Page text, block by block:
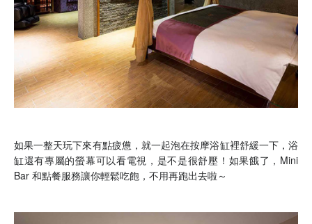
如果一整天玩下來有點疲憊，就一起泡在按摩浴缸裡舒緩一下，浴
缸還有專屬的螢幕可以看電視，是不是很舒壓！如果餓了，Mini
Bar 和點餐服務讓你輕鬆吃飽，不用再跑出去啦～